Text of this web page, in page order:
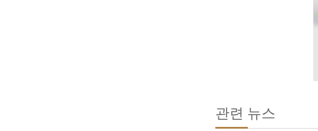
관련 뉴스